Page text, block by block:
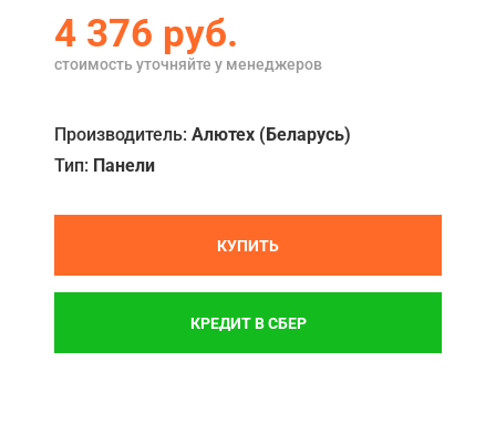
Где купить
Отзывы
4 376 руб.
стоимость уточняйте у менеджеров
Производитель: Алютех (Беларусь)
Тип: Панели
КУПИТЬ
КРЕДИТ В СБЕР